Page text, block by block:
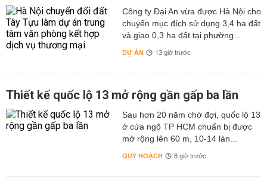
Công ty Đại An vừa được Hà Nội cho
chuyển mục đích sử dụng 3,4 ha đất
và giao 0,3 ha đất tại phường...
DỰ ÁN 13 giờ trước
Thiết kế quốc lộ 13 mở rộng gần gấp ba lần
Sau hơn 20 năm chờ đợi, quốc lộ 13
ở cửa ngõ TP HCM chuẩn bị được
mở rộng lên 60 m, 10-14 làn...
QUY HOẠCH 8 giờ trước